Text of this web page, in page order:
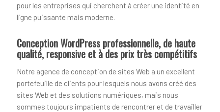
pour les entreprises qui cherchent à créer une identité en
ligne puissante mais moderne.
Conception WordPress professionnelle, de haute
qualité, responsive et à des prix très compétitifs
Notre agence de conception de sites Web a un excellent
portefeuille de clients pour lesquels nous avons créé des
sites Web et des solutions numériques, mais nous
sommes toujours impatients de rencontrer et de travailler